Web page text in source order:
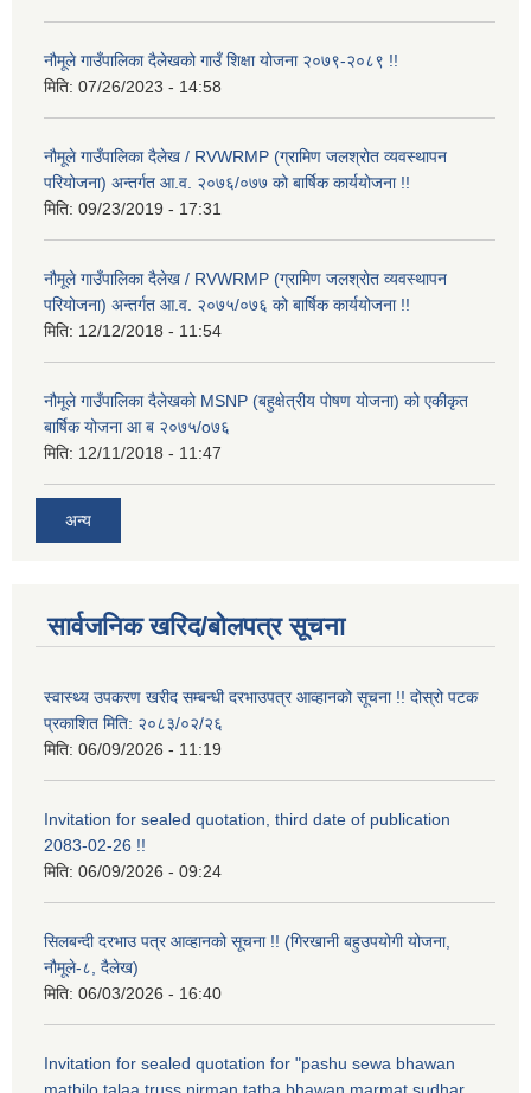
नौमूले गाउँपालिका दैलेखको गाउँ शिक्षा योजना २०७९-२०८९ !!
मिति: 07/26/2023 - 14:58
नौमूले गाउँपालिका दैलेख / RVWRMP (ग्रामिण जलश्रोत व्यवस्थापन
परियोजना) अन्तर्गत आ.व. २०७६/०७७ को बार्षिक कार्ययोजना !!
मिति: 09/23/2019 - 17:31
नौमूले गाउँपालिका दैलेख / RVWRMP (ग्रामिण जलश्रोत व्यवस्थापन
परियोजना) अन्तर्गत आ.व. २०७५/०७६ को बार्षिक कार्ययोजना !!
मिति: 12/12/2018 - 11:54
नौमूले गाउँपालिका दैलेखको MSNP (बहुक्षेत्रीय पोषण योजना) को एकीकृत
बार्षिक योजना आ ब २०७५/o७६
मिति: 12/11/2018 - 11:47
अन्य
सार्वजनिक खरिद/बोलपत्र सूचना
स्वास्थ्य उपकरण खरीद सम्बन्धी दरभाउपत्र आव्हानको सूचना !! दोस्रो पटक
प्रकाशित मिति: २०८३/०२/२६
मिति: 06/09/2026 - 11:19
Invitation for sealed quotation, third date of publication
2083-02-26 !!
मिति: 06/09/2026 - 09:24
सिलबन्दी दरभाउ पत्र आव्हानको सूचना !! (गिरखानी बहुउपयोगी योजना,
नौमूले-८, दैलेख)
मिति: 06/03/2026 - 16:40
Invitation for sealed quotation for "pashu sewa bhawan
mathilo talaa truss nirman tatha bhawan marmat sudhar,